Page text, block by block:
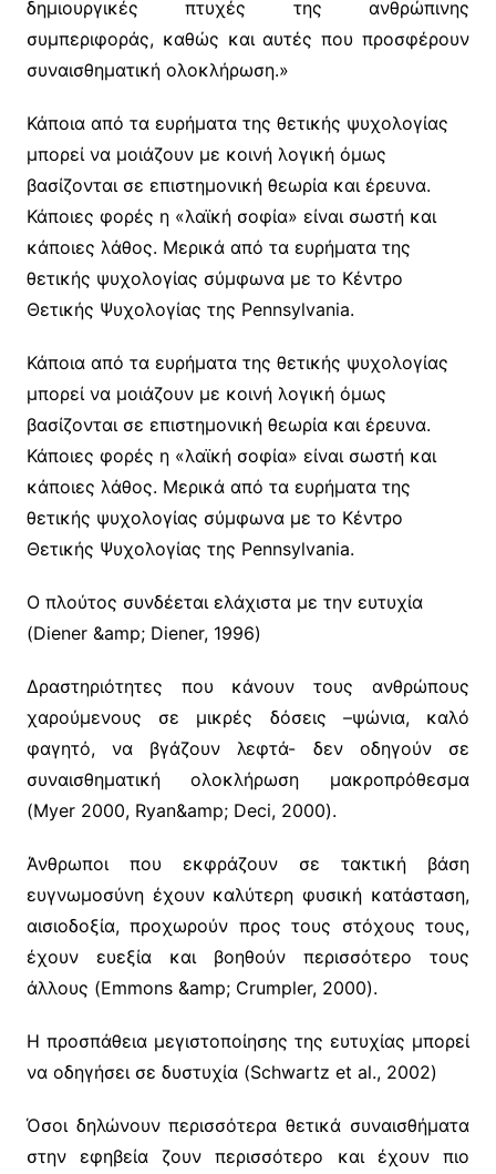
δημιουργικές πτυχές της ανθρώπινης
συμπεριφοράς, καθώς και αυτές που προσφέρουν
συναισθηματική ολοκλήρωση.»
Κάποια από τα ευρήματα της θετικής ψυχολογίας
μπορεί να μοιάζουν με κοινή λογική όμως
βασίζονται σε επιστημονική θεωρία και έρευνα.
Κάποιες φορές η «λαϊκή σοφία» είναι σωστή και
κάποιες λάθος. Μερικά από τα ευρήματα της
θετικής ψυχολογίας σύμφωνα με το Κέντρο
Θετικής Ψυχολογίας της Pennsylvania.
Κάποια από τα ευρήματα της θετικής ψυχολογίας
μπορεί να μοιάζουν με κοινή λογική όμως
βασίζονται σε επιστημονική θεωρία και έρευνα.
Κάποιες φορές η «λαϊκή σοφία» είναι σωστή και
κάποιες λάθος. Μερικά από τα ευρήματα της
θετικής ψυχολογίας σύμφωνα με το Κέντρο
Θετικής Ψυχολογίας της Pennsylvania.
Ο πλούτος συνδέεται ελάχιστα με την ευτυχία
(Diener &amp; Diener, 1996)
Δραστηριότητες που κάνουν τους ανθρώπους
χαρούμενους σε μικρές δόσεις –ψώνια, καλό
φαγητό, να βγάζουν λεφτά- δεν οδηγούν σε
συναισθηματική ολοκλήρωση μακροπρόθεσμα
(Myer 2000, Ryan&amp; Deci, 2000).
Άνθρωποι που εκφράζουν σε τακτική βάση
ευγνωμοσύνη έχουν καλύτερη φυσική κατάσταση,
αισιοδοξία, προχωρούν προς τους στόχους τους,
έχουν ευεξία και βοηθούν περισσότερο τους
άλλους (Emmons &amp; Crumpler, 2000).
Η προσπάθεια μεγιστοποίησης της ευτυχίας μπορεί
να οδηγήσει σε δυστυχία (Schwartz et al., 2002)
Όσοι δηλώνουν περισσότερα θετικά συναισθήματα
στην εφηβεία ζουν περισσότερο και έχουν πιο